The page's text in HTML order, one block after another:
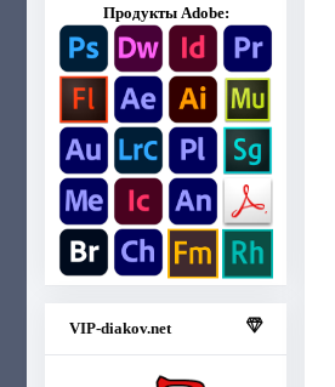
Продукты Adobe:
VIP-diakov.net